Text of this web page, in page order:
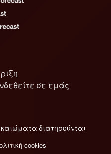
σε εμάς
διατηρούνται
cookies